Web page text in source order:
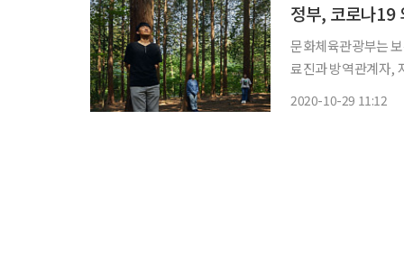
정부, 코로나19
문화체육관광부는
료진과 방역관계자,
2020-10-29 11:12